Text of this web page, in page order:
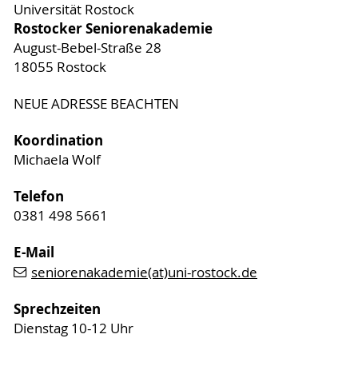
Universität Rostock
Rostocker Seniorenakademie
August-Bebel-Straße 28
18055 Rostock
NEUE ADRESSE BEACHTEN
Koordination
Michaela Wolf
Telefon
0381 498 5661
E-Mail
seniorenakademie(at)uni-rostock.de
Sprechzeiten
Dienstag 10-12 Uhr